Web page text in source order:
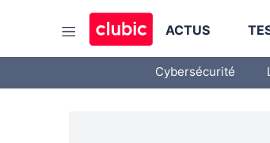
ACTUS
Cybersécurité